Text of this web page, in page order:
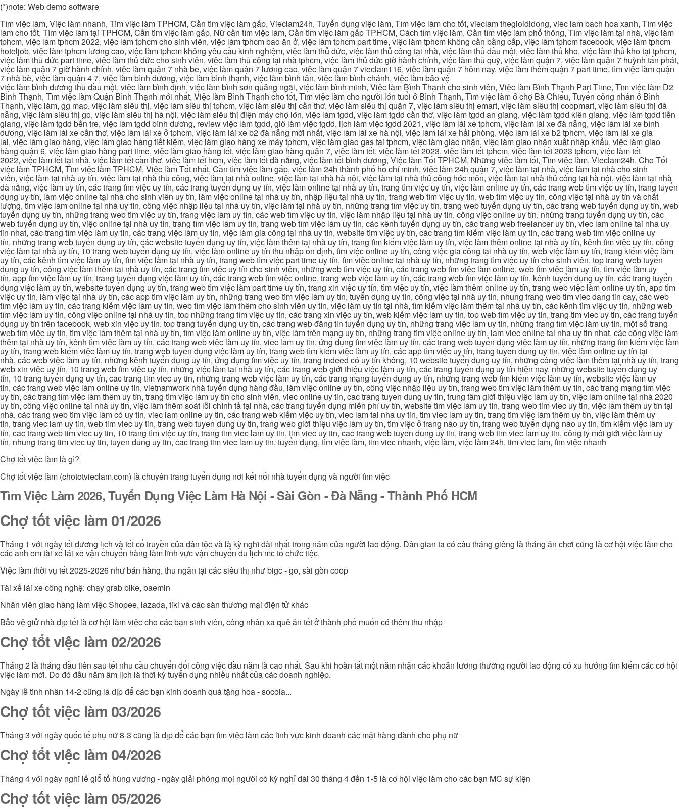
(*)note: Web demo software
Tìm việc làm, Việc làm nhanh, Tìm việc làm TPHCM, Cần tìm việc làm gấp, Vieclam24h, Tuyển dụng việc làm, Tìm việc làm cho tốt, vieclam thegioididong, viec lam bach hoa xanh, Tìm việc
làm cho tốt, Tìm việc làm tại TPHCM, Cần tìm việc làm gấp, Nữ cần tìm việc làm, Cần tìm việc làm gấp TPHCM, Cách tìm việc làm, Cần tìm việc làm phổ thông, Tìm việc làm tại nhà, việc làm
tphcm, việc làm tphcm 2022, việc làm tphcm cho sinh viên, việc làm tphcm bao ăn ở, việc làm tphcm part time, việc làm tphcm không cần bằng cấp, việc làm tphcm facebook, việc làm tphcm
hoteljob, việc làm tphcm lương cao, việc làm tphcm không yêu cầu kinh nghiệm, việc làm thủ đức, việc làm thủ công tại nhà, việc làm thủ dầu một, việc làm thủ kho, việc làm thủ kho tại tphcm,
việc làm thủ đức part time, việc làm thủ đức cho sinh viên, việc làm thủ công tại nhà tphcm, việc làm thủ đức giờ hành chính, việc làm thủ quỹ, việc làm quận 7, việc làm quận 7 huỳnh tấn phát,
việc làm quận 7 giờ hành chính, việc làm quận 7 nhà be, việc làm quận 7 lương cao, việc làm quận 7 vieclam116, việc làm quận 7 hôm nay, việc làm thêm quận 7 part time, tìm việc làm quận
7 nhà bè, việc làm quận 4 7, việc làm bình dương, việc làm bình thạnh, việc làm bình tân, việc làm bình chánh, việc làm bảo vệ
việc làm bình dương thủ dầu một, việc làm bình định, việc làm bình sơn quảng ngãi, việc làm bình minh, Việc làm Bình Thạnh cho sinh viên, Việc làm Bình Thạnh Part Time, Tìm việc làm D2
Bình Thạnh, Tìm việc làm Quận Bình Thạnh mới nhất, Việc làm Bình Thạnh cho tốt, Tìm việc làm cho người lớn tuổi ở Bình Thạnh, Tìm việc làm ở chợ Bà Chiểu, Tuyển công nhân ở Bình
Thạnh, việc làm, gg map, việc làm siêu thị, việc làm siêu thị tphcm, việc làm siêu thị cần thơ, việc làm siêu thị quận 7, việc làm siêu thị emart, việc làm siêu thị coopmart, việc làm siêu thị đà
nẵng, việc làm siêu thị go, việc làm siêu thị hà nội, việc làm siêu thị điện máy chợ lớn, việc làm tgdd, việc làm tgdd cần thơ, việc làm tgdd an giang, việc làm tgdd kiên giang, việc làm tgdd tiền
giang, việc làm tgdd bến tre, việc làm tgdd bình dương, review việc làm tgdd, giờ làm việc tgdd, lịch làm việc tgdd 2021, việc làm lái xe tphcm, việc làm lái xe đà nẵng, việc làm lái xe bình
dương, việc làm lái xe cần thơ, việc làm lái xe ở tphcm, việc làm lái xe b2 đà nẵng mới nhất, việc làm lái xe hà nội, việc làm lái xe hải phòng, việc làm lái xe b2 tphcm, việc làm lái xe gia
lai, việc làm giao hàng, việc làm giao hàng tiết kiệm, việc làm giao hàng xe máy tphcm, việc làm giao gas tại tphcm, việc làm giao nhận, việc làm giao nhận xuất nhập khẩu, việc làm giao
hàng quận 6, việc làm giao hàng part time, việc làm giao hàng tết, việc làm giao hàng quận 7, việc làm tết, việc làm tết 2023, việc làm tết tphcm, việc làm tết 2023 tphcm, việc làm tết
2022, việc làm tết tại nhà, việc làm tết cần thơ, việc làm tết hcm, việc làm tết đà nẵng, việc làm tết bình dương, Việc làm Tốt TPHCM, Những việc làm tốt, Tìm việc làm, Vieclam24h, Cho Tốt
việc làm TPHCM, Tìm việc làm TPHCM, Việc làm Tốt nhất, Cần tìm việc làm gấp, việc làm 24h thành phố hồ chí minh, việc làm 24h quận 7, việc làm tại nhà, việc làm tại nhà cho sinh
viên, việc làm tại nhà uy tín, việc làm tại nhà thủ công, việc làm tại nhà online, việc làm tại nhà hà nội, việc làm tại nhà thủ công hóc môn, việc làm tại nhà thủ công tại hà nội, việc làm tại nhà
đà nẵng, việc làm uy tín, các trang tìm việc uy tín, các trang tuyển dụng uy tín, việc làm online tại nhà uy tín, trang tìm việc uy tín, việc làm online uy tín, các trang web tìm việc uy tín, trang tuyển
dụng uy tín, làm việc online tại nhà cho sinh viên uy tín, làm việc online tại nhà uy tín, nhập liệu tại nhà uy tín, trang web tìm việc uy tín, web tìm việc uy tín, công việc tại nhà uy tín và chất
lượng, tìm việc làm online tại nhà uy tín, công việc nhập liệu tại nhà uy tín, việc làm tại nhà uy tín, những trang tìm việc uy tín, trang web tuyển dụng uy tín, các trang web tuyển dụng uy tín, web
tuyển dụng uy tín, những trang web tìm việc uy tín, trang việc làm uy tín, các web tìm việc uy tín, việc làm nhập liệu tại nhà uy tín, công việc online uy tín, những trang tuyển dụng uy tín, các
web tuyển dụng uy tín, việc online tại nhà uy tín, trang tìm việc làm uy tín, trang web tìm việc làm uy tín, các kênh tuyển dụng uy tín, các trang web freelancer uy tín, viec lam online tai nha uy
tin nhat, các trang tìm việc làm uy tín, các trang việc làm uy tín, việc làm gia công tại nhà uy tín, website tìm việc uy tín, các trang tìm kiếm việc làm uy tín, các trang web tìm việc online uy
tín, những trang web tuyển dụng uy tín, các website tuyển dụng uy tín, việc làm thêm tại nhà uy tín, trang tìm kiếm việc làm uy tín, việc làm thêm online tại nhà uy tín, kênh tìm việc uy tín, công
việc làm tại nhà uy tín, 10 trang web tuyển dụng uy tín, việc làm online uy tín thu nhập ổn định, tìm việc online uy tín, công việc gia công tại nhà uy tín, web việc làm uy tín, trang kiếm việc làm
uy tín, các kênh tìm việc làm uy tín, tìm việc làm tại nhà uy tín, trang web tìm việc part time uy tín, tìm việc online tại nhà uy tín, những trang tìm việc uy tín cho sinh viên, top trang web tuyển
dụng uy tín, công việc làm thêm tại nhà uy tín, các trang tìm việc uy tín cho sinh viên, những web tìm việc uy tín, các trang web tìm việc làm online, web tìm việc làm uy tín, tìm việc làm uy
tín, app tìm việc làm uy tín, trang tuyển dụng việc làm uy tín, các trang web tìm việc online, trang web việc làm uy tín, các trang web tìm việc làm uy tín, kênh tuyển dụng uy tín, các trang tuyển
dụng việc làm uy tín, website tuyển dụng uy tín, trang web tìm việc làm part time uy tín, trang xin việc uy tín, tìm việc uy tín, việc làm thêm online uy tín, trang web việc làm online uy tín, app tìm
việc uy tín, làm việc tại nhà uy tín, các app tìm việc làm uy tín, những trang web tìm việc làm uy tín, tuyển dụng uy tín, công việc tại nhà uy tín, nhung trang web tim viec dang tin cay, các web
tìm việc làm uy tín, các trang kiếm việc làm uy tín, web tìm việc làm thêm cho sinh viên uy tín, việc làm uy tín tại nhà, tìm kiếm việc làm thêm tại nhà uy tín, các kênh tìm việc uy tín, những web
tìm việc làm uy tín, công việc online tại nhà uy tín, top những trang tìm việc uy tín, các trang xin việc uy tín, web kiếm việc làm uy tín, top web tìm việc uy tín, trang tim viec uy tin, các trang tuyển
dụng uy tín trên facebook, web xin việc uy tín, top trang tuyển dụng uy tín, các trang web đăng tin tuyển dụng uy tín, những trang việc làm uy tín, những trang tìm việc làm uy tín, một số trang
web tìm việc uy tín, tìm việc làm thêm tại nhà uy tín, tìm việc làm online uy tín, việc làm trên mạng uy tín, những trang tìm việc online uy tín, lam viec online tai nha uy tin nhat, các công việc làm
thêm tại nhà uy tín, kênh tìm việc làm uy tín, các trang web việc làm uy tín, viec lam uy tin, ứng dụng tìm việc làm uy tín, các trang web tuyển dụng việc làm uy tín, những trang tìm kiếm việc làm
uy tín, trang web kiếm việc làm uy tín, trang web tuyển dụng việc làm uy tín, trang web tìm kiếm việc làm uy tín, các app tìm việc uy tín, trang tuyen dung uy tin, việc làm online uy tín tại
nhà, các web việc làm uy tín, những kênh tuyển dụng uy tín, ứng dụng tìm việc uy tín, trang indeed có uy tín không, 10 website tuyển dụng uy tín, những công việc làm thêm tại nhà uy tín, trang
web xin việc uy tín, 10 trang web tìm việc uy tín, những việc làm tại nhà uy tín, các trang web giới thiệu việc làm uy tín, các trang tuyển dụng uy tín hiện nay, những website tuyển dụng uy
tín, 10 trang tuyển dụng uy tín, cac trang tim viec uy tin, những trang web việc làm uy tín, các trang mạng tuyển dụng uy tín, những trang web tìm kiếm việc làm uy tín, website việc làm uy
tín, các trang web việc làm online uy tín, vietnamwork nhà tuyển dụng hàng đầu, làm việc online uy tín, công việc nhập liệu uy tín, trang web tìm việc làm thêm uy tín, các trang mạng tìm việc
uy tín, các trang tìm việc làm thêm uy tín, trang tìm việc làm uy tín cho sinh viên, viec online uy tin, cac trang tuyen dung uy tin, trung tâm giới thiệu việc làm uy tín, việc làm online tại nhà 2020
uy tín, công việc online tại nhà uy tin, việc làm thêm soát lỗi chính tả tại nhà, các trang tuyển dụng miễn phí uy tín, website tìm việc làm uy tín, trang web tim viec uy tin, việc làm thêm uy tín tại
nhà, các trang web tìm việc làm có uy tín, viec lam online uy tin, các trang web kiếm việc uy tín, viec lam tai nha uy tin, tim viec lam uy tin, trang tìm việc làm thêm uy tín, việc làm thêm uy
tín, trang viec lam uy tin, web tim viec uy tin, trang web tuyen dung uy tin, trang web giới thiệu việc làm uy tín, tìm việc ở trang nào uy tín, trang web tuyển dụng nào uy tín, tìm kiếm việc làm uy
tín, cac trang web tim viec uy tin, 10 trang tìm việc uy tín, trang tim viec lam uy tin, tim viec uy tin, cac trang web tuyen dung uy tin, trang web tim viec lam uy tin, công ty môi giới việc làm uy
tín, nhung trang tim viec uy tin, tuyen dung uy tin, cac trang tim viec lam uy tin, tuyển dụng, tìm việc làm, tim viec nhanh, việc làm, việc làm 24h, tim viec lam, tìm việc nhanh
Chợ tốt việc làm là gì?
Chợ tốt việc làm (chototvieclam.com) là chuyên trang tuyển dụng nơi kết nối nhà tuyển dụng và người tìm việc
Tìm Việc Làm 2026, Tuyển Dụng Việc Làm Hà Nội - Sài Gòn - Đà Nẵng - Thành Phố HCM
Chợ tốt việc làm 01/2026
Tháng 1 với ngày tết dương lịch và tết cổ truyền của dân tộc và là kỳ nghĩ dài nhất trong năm của người lao động. Dân gian ta có câu tháng giêng là tháng ăn chơi cũng là cơ hội việc làm cho
các anh em tài xế lái xe vận chuyển hàng làm lĩnh vực vận chuyển du lịch mc tổ chức tiệc.
Việc làm thời vụ tết 2025-2026 như bán hàng, thu ngân tại các siêu thị như bigc - go, sài gòn coop
Tài xế lái xe công nghệ: chạy grab bike, baemin
Nhân viên giao hàng làm việc Shopee, lazada, tiki và các sàn thương mại điện tử khác
Bảo vệ giử nhà dịp tết là cơ hội làm việc cho các bạn sinh viên, công nhân xa quê ăn tết ở thành phố muốn có thêm thu nhập
Chợ tốt việc làm 02/2026
Tháng 2 là tháng đầu tiên sau tết nhu cầu chuyển đổi công việc đầu năm là cao nhất. Sau khi hoàn tất một năm nhận các khoản lương thưởng người lao động có xu hướng tìm kiếm các cơ hội
việc làm mới. Do đó đầu năm âm lịch là thời kỳ tuyển dụng nhiều nhất của các doanh nghiệp.
Ngày lễ tình nhân 14-2 cũng là dịp để các bạn kinh doanh quà tặng hoa - socola...
Chợ tốt việc làm 03/2026
Tháng 3 với ngày quốc tế phụ nữ 8-3 cũng là dịp để các bạn tìm việc làm các lĩnh vực kinh doanh các mặt hàng dành cho phụ nữ
Chợ tốt việc làm 04/2026
Tháng 4 với ngày nghĩ lễ giổ tổ hùng vương - ngày giải phóng mọi người có kỳ nghỉ dài 30 tháng 4 đến 1-5 là cơ hội việc làm cho các bạn MC sự kiện
Chợ tốt việc làm 05/2026